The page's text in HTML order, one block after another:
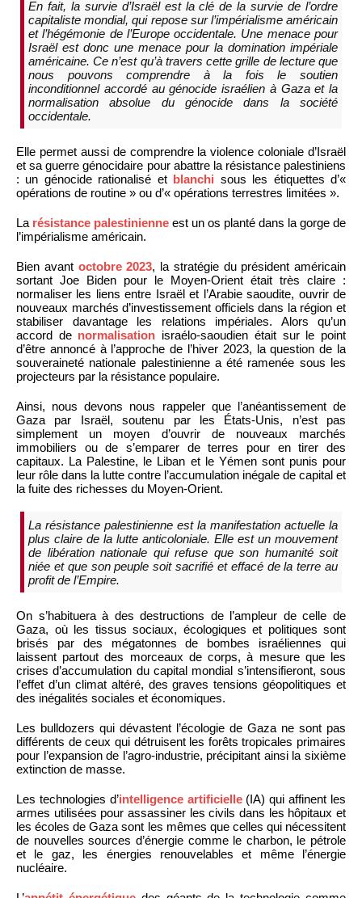
En fait, la survie d’Israël est la clé de la survie de l’ordre
capitaliste mondial, qui repose sur l’impérialisme américain
et l’hégémonie de l’Europe occidentale. Une menace pour
Israël est donc une menace pour la domination impériale
américaine. Ce n’est qu’à travers cette grille de lecture que
nous pouvons comprendre à la fois le soutien
inconditionnel accordé au génocide israélien à Gaza et la
normalisation absolue du génocide dans la société
occidentale.
Elle permet aussi de comprendre la violence coloniale d’Israël
et sa guerre génocidaire pour abattre la résistance palestiniens
: un génocide rationalisé et blanchi sous les étiquettes d’«
opérations de routine » ou d’« opérations terrestres limitées ».
La résistance palestinienne est un os planté dans la gorge de
l’impérialisme américain.
Bien avant octobre 2023, la stratégie du président américain
sortant Joe Biden pour le Moyen-Orient était très claire :
normaliser les liens entre Israël et l’Arabie saoudite, ouvrir de
nouveaux marchés d’investissement officiels dans la région et
stabiliser davantage les relations impériales. Alors qu’un
accord de normalisation israélo-saoudien était sur le point
d’être annoncé à l’approche de l’hiver 2023, la question de la
souveraineté nationale palestinienne a été ramenée sous les
projecteurs par la résistance populaire.
Ainsi, nous devons nous rappeler que l’anéantissement de
Gaza par Israël, soutenu par les États-Unis, n’est pas
simplement un moyen d’ouvrir de nouveaux marchés
immobiliers ou de s’emparer de terres pour en tirer des
capitaux. La Palestine, le Liban et le Yémen sont punis pour
leur rôle dans la lutte contre l’accumulation inégale de capital et
la fuite des richesses du Moyen-Orient.
La résistance palestinienne est la manifestation actuelle la
plus claire de la lutte anticoloniale. Elle est un mouvement
de libération nationale qui refuse que son humanité soit
niée et que son peuple soit sacrifié et effacé de la terre au
profit de l’Empire.
On s’habituera à des destructions de l’ampleur de celle de
Gaza, où les tissus sociaux, écologiques et politiques sont
brisés par des mégatonnes de bombes israéliennes qui
laissent partout des morceaux de corps, à mesure que les
crises d’accumulation du capital mondial s’intensifieront, sous
l’effet d’un climat altéré, des graves tensions géopolitiques et
des inégalités sociales et économiques.
Les bulldozers qui dévastent l’écologie de Gaza ne sont pas
différents de ceux qui détruisent les forêts tropicales primaires
pour l’expansion de l’agro-industrie, précipitant ainsi la sixième
extinction de masse.
Les technologies d’intelligence artificielle(IA) qui affinent les
armes utilisées pour assassiner les civils dans les hôpitaux et
les écoles de Gaza sont les mêmes que celles qui nécessitent
de nouvelles sources d’énergie comme le charbon, le pétrole
et le gaz, les énergies renouvelables et même l’énergie
nucléaire.